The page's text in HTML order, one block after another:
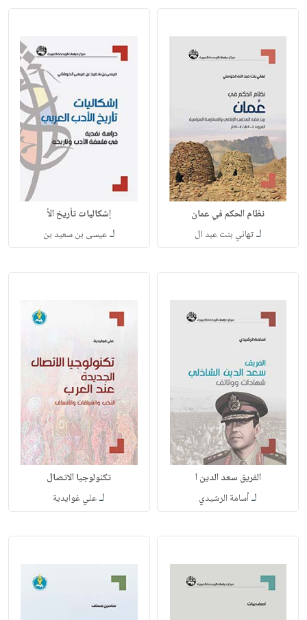
نظام الحكم في عمان
لـتهاني بنت عبد ال
إشكاليات تأريخ الأ
لـعيسى بن سعيد بن
الفريق سعد الدين ا
لـأسامة الرشيدي
تكنولوجيا الاتصال
لـعلي غوايدية